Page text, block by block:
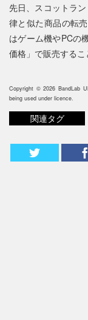
先日、スコットラ
律と似た商品の転
はゲーム機やPCの
価格」で販売するこ
Copyright © 2026 BandLab
being used under licence.
関連タグ